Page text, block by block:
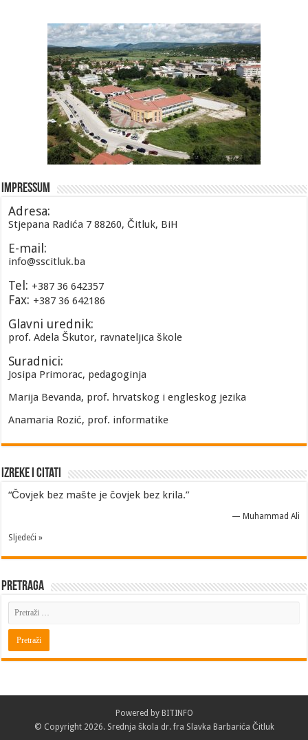
Impressum
Adresa:
Stjepana Radića 7 88260, Čitluk, BiH
E-mail:
info@sscitluk.ba
Tel: +387 36 642357
Fax: +387 36 642186
Glavni urednik:
prof. Adela Škutor, ravnateljica škole
Suradnici:
Josipa Primorac, pedagoginja
Marija Bevanda, prof. hrvatskog i engleskog jezika
Anamaria Rozić, prof. informatike
Izreke i Citati
“Čovjek bez mašte je čovjek bez krila.”
— Muhammad Ali
Sljedeći »
Pretraga
Powered by BITINFO
© Copyright 2026. Srednja škola dr. fra Slavka Barbarića Čitluk